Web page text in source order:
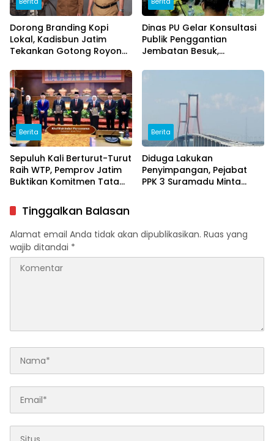
Dorong Branding Kopi
Lokal, Kadisbun Jatim
Tekankan Gotong Royong
Gerobag Kopi
Dinas PU Gelar Konsultasi
Publik Penggantian
Jembatan Besuk,
Keselamatan Masyarakat
Berita
Sepuluh Kali Berturut-Turut
Raih WTP, Pemprov Jatim
Buktikan Komitmen Tata
Akuntabel
Berita
Diduga Lakukan
Penyimpangan, Pejabat
PPK 3 Suramadu Minta
Tinggalkan Balasan
Alamat email Anda tidak akan dipublikasikan. Ruas yang
wajib ditandai *